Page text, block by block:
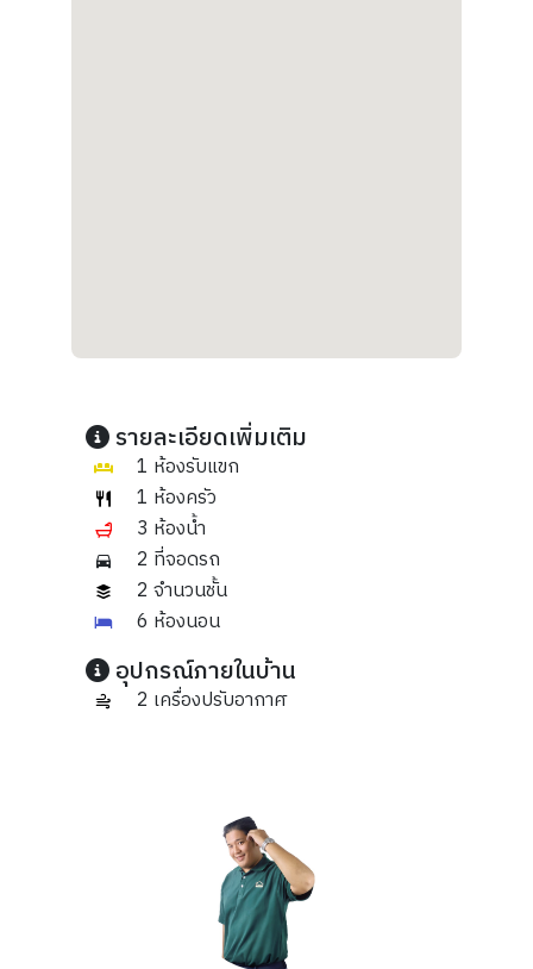
รายละเอียดเพิ่มเติม
1 ห้องรับแขก
1 ห้องครัว
3 ห้องน้ำ
2 ที่จอดรถ
2 จำนวนชั้น
6 ห้องนอน
อุปกรณ์ภายในบ้าน
2 เครื่องปรับอากาศ